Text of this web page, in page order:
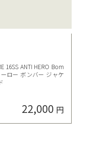
16SS ANTI HERO Bom
ロー ボンバー ジャケ
22,000 円